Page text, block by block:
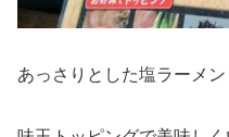
あっさりとした塩ラーメン